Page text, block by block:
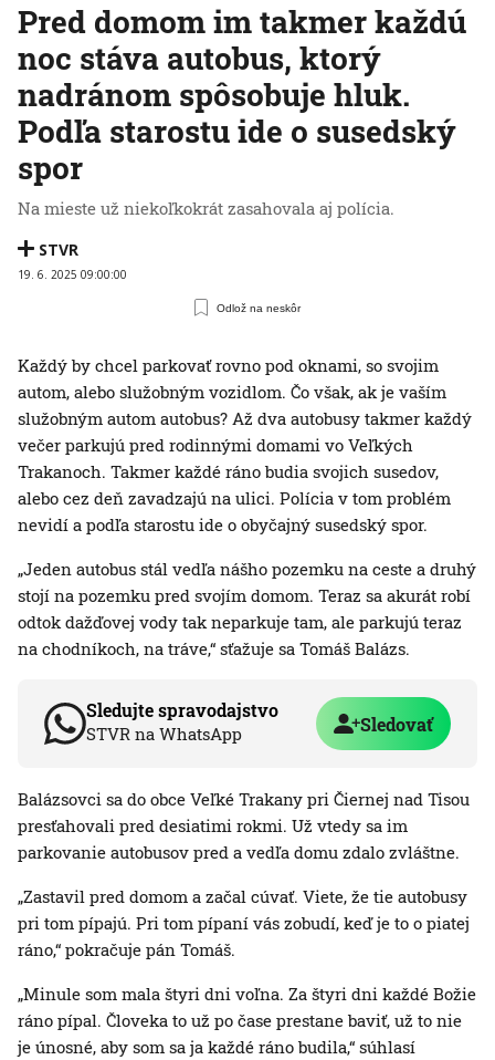
Pred domom im takmer každú
noc stáva autobus, ktorý
nadránom spôsobuje hluk.
Podľa starostu ide o susedský
spor
Na mieste už niekoľkokrát zasahovala aj polícia.
STVR
19. 6. 2025 09:00:00
Odlož na neskôr
Každý by chcel parkovať rovno pod oknami, so svojim
autom, alebo služobným vozidlom. Čo však, ak je vaším
služobným autom autobus? Až dva autobusy takmer každý
večer parkujú pred rodinnými domami vo Veľkých
Trakanoch. Takmer každé ráno budia svojich susedov,
alebo cez deň zavadzajú na ulici. Polícia v tom problém
nevidí a podľa starostu ide o obyčajný susedský spor.
„Jeden autobus stál vedľa nášho pozemku na ceste a druhý
stojí na pozemku pred svojím domom. Teraz sa akurát robí
odtok dažďovej vody tak neparkuje tam, ale parkujú teraz
na chodníkoch, na tráve,“ sťažuje sa Tomáš Balázs.
Sledujte spravodajstvo
STVR na WhatsApp Sledovať
Balázsovci sa do obce Veľké Trakany pri Čiernej nad Tisou
presťahovali pred desiatimi rokmi. Už vtedy sa im
parkovanie autobusov pred a vedľa domu zdalo zvláštne.
„Zastavil pred domom a začal cúvať. Viete, že tie autobusy
pri tom pípajú. Pri tom pípaní vás zobudí, keď je to o piatej
ráno,“ pokračuje pán Tomáš.
„Minule som mala štyri dni voľna. Za štyri dni každé Božie
ráno pípal. Človeka to už po čase prestane baviť, už to nie
je únosné, aby som sa ja každé ráno budila,“ súhlasí